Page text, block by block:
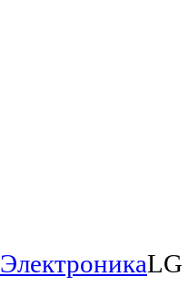
ЭлектроникаLG